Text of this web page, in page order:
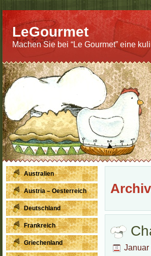
LeGourmet
Machen Sie bei “Le Gourmet” eine
Australien
Austria – Oesterreich
Deutschland
Frankreich
Griechenland
Januar